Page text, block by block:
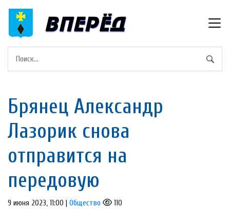
Брянец Александр
Лазорик снова
отправится на
передовую
9 июня 2023, 11:00 | Общество 110